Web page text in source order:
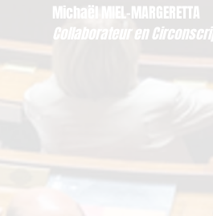
Michaël MIEL-MARGERETTA
Collaborateur en